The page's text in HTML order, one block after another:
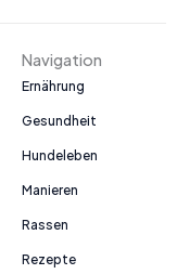
Navigation
Ernährung
Gesundheit
Hundeleben
Manieren
Rassen
Rezepte